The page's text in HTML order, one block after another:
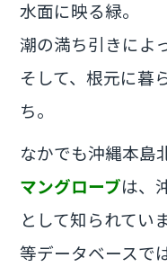
水面に映る緑。
潮の満ち引きによ
そして、根元に暮
ち。
なかでも沖縄本島
マングローブは、
として知られてい
等データベースで